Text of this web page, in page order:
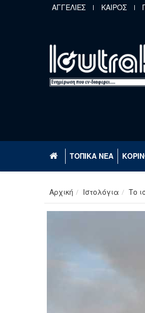
Παράκαμψη προς το κυρίως
ΑΓΓΕΛΙΕΣ ΚΑΙΡΟΣ
ΤΟΠΙΚΑ ΝΕΑ
Αρχική Ιστολόγια Το